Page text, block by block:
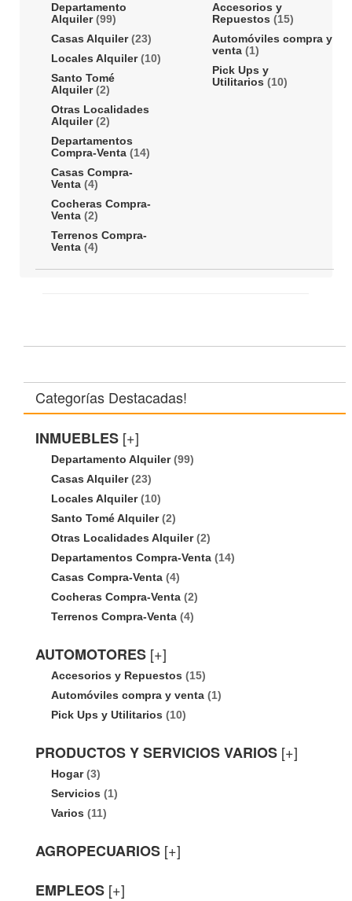
Departamento
Alquiler(99)
Casas Alquiler(23)
Locales Alquiler(10)
Santo Tomé
Alquiler(2)
Otras Localidades
Alquiler(2)
Departamentos
Compra-Venta (14)
Casas Compra-
Venta (4)
Cocheras Compra-
Venta (2)
Terrenos Compra-
Venta (4)
Accesorios y
Repuestos (15)
Automóviles compra y
venta (1)
Pick Ups y
Utilitarios (10)
Categorías Destacadas!
INMUEBLES [+]
Departamento Alquiler(99)
Casas Alquiler(23)
Locales Alquiler(10)
Santo Tomé Alquiler(2)
Otras Localidades Alquiler(2)
Departamentos Compra-Venta (14)
Casas Compra-Venta (4)
Cocheras Compra-Venta (2)
Terrenos Compra-Venta (4)
AUTOMOTORES [+]
Accesorios y Repuestos (15)
Automóviles compra y venta (1)
Pick Ups y Utilitarios (10)
PRODUCTOS Y SERVICIOS VARIOS [+]
Hogar(3)
Servicios (1)
Varios (11)
AGROPECUARIOS [+]
EMPLEOS [+]